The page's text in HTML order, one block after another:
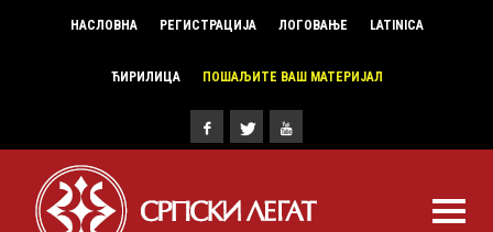
НАСЛОВНА РЕГИСТРАЦИЈА ЛОГОВАЊЕ LATINICA
ЋИРИЛИЦА ПОШАЉИТЕ ВАШ МАТЕРИЈАЛ